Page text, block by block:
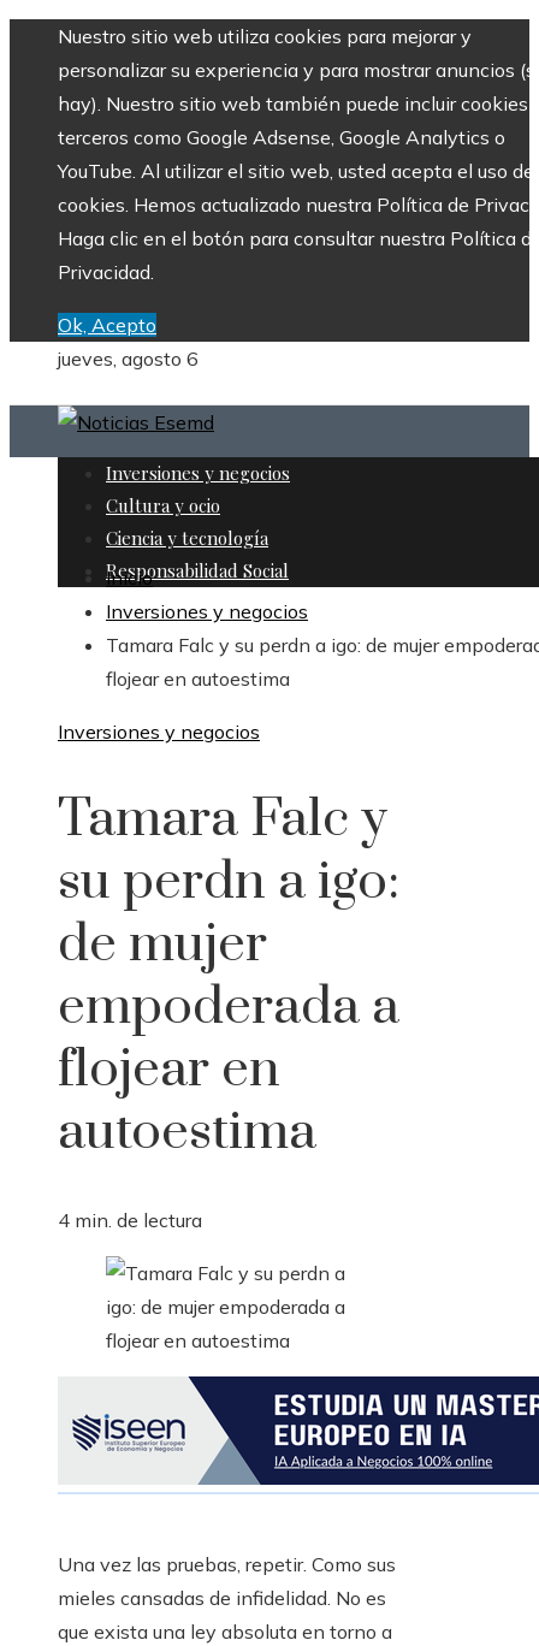
Nuestro sitio web utiliza cookies para mejorar y
personalizar su experiencia y para mostrar anuncios
hay). Nuestro sitio web también puede incluir cookies
terceros como Google Adsense, Google Analytics o
YouTube. Al utilizar el sitio web, usted acepta el uso de
cookies. Hemos actualizado nuestra Política de
Haga clic en el botón para consultar nuestra Política
Privacidad.
Ok, Acepto
jueves, agosto 6
Inversiones y negocios
Cultura y ocio
Ciencia y tecnología
Responsabilidad Social
Inicio
Inversiones y negocios
Tamara Falc y su perdn a igo: de mujer
flojear en autoestima
Inversiones y negocios
Tamara Falc y
su perdn a igo:
de mujer
empoderada a
flojear en
autoestima
4 min. de lectura
Una vez las pruebas, repetir. Como sus
mieles cansadas de infidelidad. No es
que exista una ley absoluta en torno a